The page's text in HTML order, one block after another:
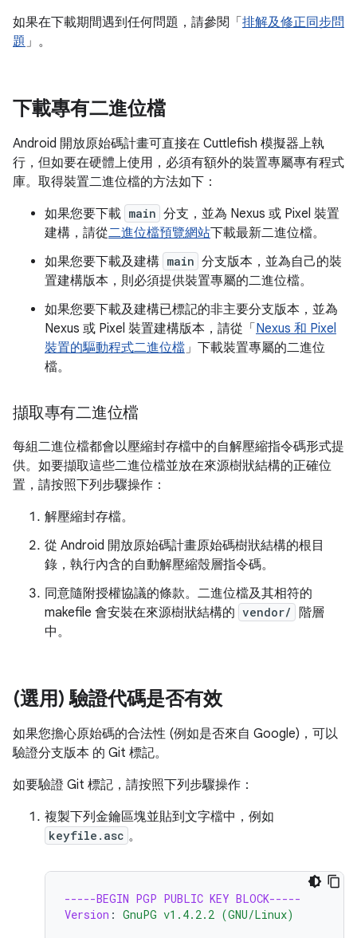
如果在下載期間遇到任何問題，請參閱「 排解及修正同步問
題」。
下載專有二進位檔
Android 開放原始碼計畫可直接在 Cuttlefish 模擬器上執
行，但如要在硬體上使用，必須有額外的裝置專屬專有程式
庫。取得裝置二進位檔的方法如下：
如果您要下載 main 分支，並為 Nexus 或 Pixel 裝置
建構，請從二進位檔預覽網站下載最新二進位檔。
如果您要下載及建構 main 分支版本，並為自己的裝
置建構版本，則必須提供裝置專屬的二進位檔。
如果您要下載及建構已標記的非主要分支版本，並為
Nexus 或 Pixel 裝置建構版本，請從「 Nexus 和 Pixel
裝置的驅動程式二進位檔」下載裝置專屬的二進位
檔。
擷取專有二進位檔
每組二進位檔都會以壓縮封存檔中的自解壓縮指令碼形式提
供。如要擷取這些二進位檔並放在來源樹狀結構的正確位
置，請按照下列步驟操作：
解壓縮封存檔。
從 Android 開放原始碼計畫原始碼樹狀結構的根目
錄，執行內含的自動解壓縮殼層指令碼。
同意隨附授權協議的條款。二進位檔及其相符的
makefile 會安裝在來源樹狀結構的 vendor/
階層
中。
(選用) 驗證代碼是否有效
如果您擔心原始碼的合法性 (例如是否來自 Google)，可以
驗證分支版本 的 Git 標記。
如要驗證 Git 標記，請按照下列步驟操作：
複製下列金鑰區塊並貼到文字檔中，例如
keyfile.asc 。
-----BEGIN PGP PUBLIC KEY BLOCK-----
Version : GnuPG v1.4.2.2 (GNU/Linux)